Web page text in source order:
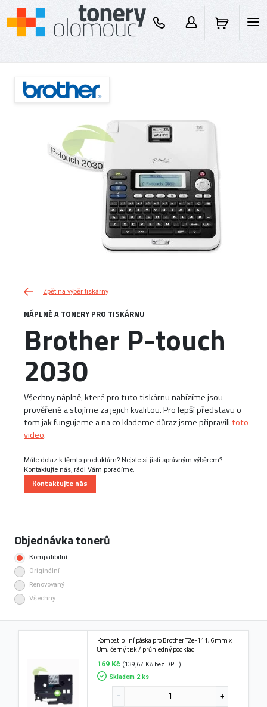
Zpět na výběr tiskárny
NÁPLNĚ A TONERY PRO TISKÁRNU
Brother P-touch
2030
Všechny náplně, které pro tuto tiskárnu nabízíme jsou
prověřené a stojíme za jejich kvalitou. Pro lepší představu o
tom jak fungujeme a na co klademe důraz jsme připravilitoto
video.
Máte dotaz k těmto produktům? Nejste si jisti správným výběrem?
Kontaktujte nás, rádi Vám poradíme.
Kontaktujte nás
Objednávka tonerů
Kompatibilní
Originální
Renovovaný
Všechny
Kompatibilní páska pro Brother TZe-111, 6mm x
8m, černý tisk / průhledný podklad
169 Kč (139,67 Kč bez DPH)
Skladem 2 ks